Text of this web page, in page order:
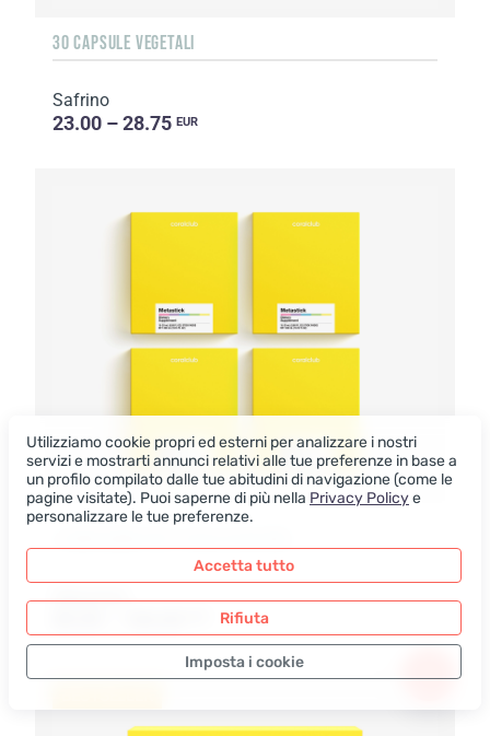
30 CAPSULE VEGETALI
Safrino
23.00 – 28.75 EUR
Metastick
Utilizziamo cookie propri ed esterni per analizzare i nostri
servizi e mostrarti annunci relativi alle tue preferenze in base a
un profilo compilato dalle tue abitudini di navigazione (come le
pagine visitate). Puoi saperne di più nella Privacy Policye
personalizzare le tue preferenze.
Accetta tutto
Rifiuta
Imposta i cookie